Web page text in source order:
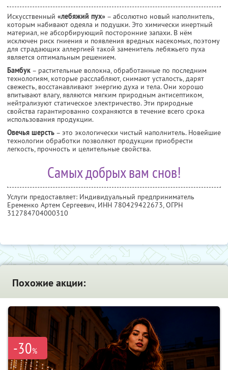
Искусственный «лебяжий пух» – абсолютно новый наполнитель,
которым набивают одеяла и подушки. Это химически инертный
материал, не абсорбирующий посторонние запахи. В нём
исключен риск гниения и появления вредных насекомых, поэтому
для страдающих аллергией такой заменитель лебяжьего пуха
является оптимальным решением.
Бамбук – растительные волокна, обработанные по последним
технологиям, которые расслабляют, снимают усталость, дарят
свежесть, восстанавливают энергию духа и тела. Они хорошо
впитывают влагу, являются мягким природным антисептиком,
нейтрализуют статическое электричество. Эти природные
свойства гарантированно сохраняются в течение всего срока
использования продукции.
Овечья шерсть – это экологически чистый наполнитель. Новейшие
технологии обработки позволяют продукции приобрести
легкость, прочность и целительные свойства.
Самых добрых вам снов!
Услуги предоставляет: Индивидуальный предприниматель
Еременко Артем Сергеевич, ИНН 780429422673, ОГРН
312784704000310
Похожие акции:
-30%